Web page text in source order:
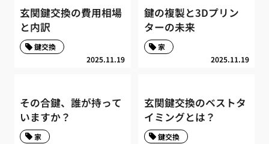
玄関鍵交換の費用相場
と内訳
2025.11.19
鍵交換
鍵の複製と3Dプリン
ターの未来
2025.11.19
家
その合鍵、誰が持って
いますか？
家
玄関鍵交換のベストタ
イミングとは？
鍵交換